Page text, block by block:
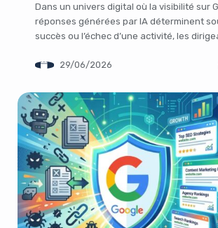
Dans un univers digital où la visibilité sur
réponses générées par IA déterminent
succès ou l’échec d’une activité, les
il gérer le SEO en interne ou confier cette
uniquement […]
29/06/2026